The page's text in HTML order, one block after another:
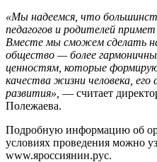
«Мы надеемся, что
педагогов и родителей
Вместе мы сможем сделать
общество — более
ценностям, которые
качества жизни человека,
развития», — считает
Полежаева.
Подробную информацию об
условиях проведения можно
www.яроссиянин.рус.